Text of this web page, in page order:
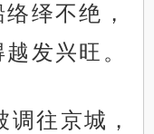
绎不绝，
发兴旺。
往京城，